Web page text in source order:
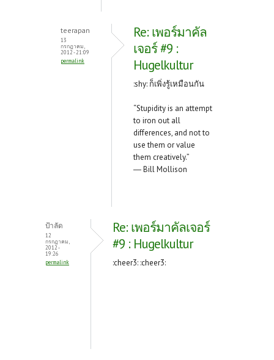
teerapan
13
กรกฎาคม,
2012 - 21:09
permalink
Re: เพอร์มาคัล
เจอร์ #9 :
Hugelkultur
:shy: ก็เพิ่งรู้เหมือนกัน
“Stupidity is an attempt
to iron out all
differences, and not to
use them or value
them creatively.”
― Bill Mollison
ป้าลัด
12
กรกฎาคม,
2012 -
19:26
permalink
Re: เพอร์มาคัลเจอร์
#9 : Hugelkultur
:cheer3: :cheer3: